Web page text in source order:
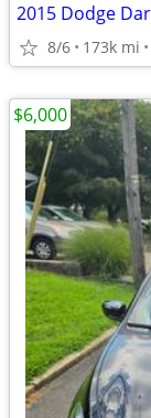
8/6 173k mi
$6,000